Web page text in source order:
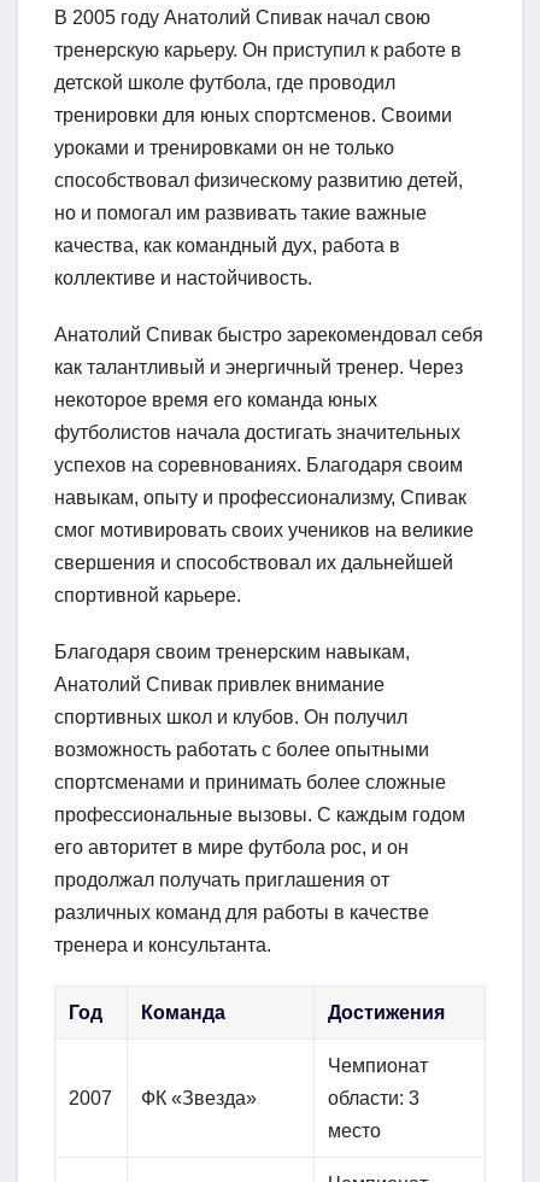
В 2005 году Анатолий Спивак начал свою
тренерскую карьеру. Он приступил к работе в
детской школе футбола, где проводил
тренировки для юных спортсменов. Своими
уроками и тренировками он не только
способствовал физическому развитию детей,
но и помогал им развивать такие важные
качества, как командный дух, работа в
коллективе и настойчивость.
Анатолий Спивак быстро зарекомендовал себя
как талантливый и энергичный тренер. Через
некоторое время его команда юных
футболистов начала достигать значительных
успехов на соревнованиях. Благодаря своим
навыкам, опыту и профессионализму, Спивак
смог мотивировать своих учеников на великие
свершения и способствовал их дальнейшей
спортивной карьере.
Благодаря своим тренерским навыкам,
Анатолий Спивак привлек внимание
спортивных школ и клубов. Он получил
возможность работать с более опытными
спортсменами и принимать более сложные
профессиональные вызовы. С каждым годом
его авторитет в мире футбола рос, и он
продолжал получать приглашения от
различных команд для работы в качестве
тренера и консультанта.
Год Команда Достижения
2007 ФК «Звезда»
Чемпионат
области: 3
место